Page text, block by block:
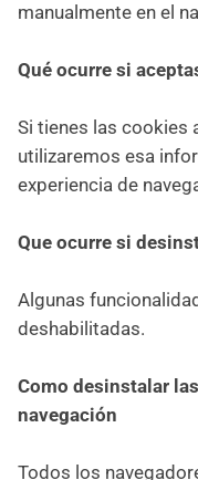
manualmente en el
Qué ocurre si
Si tienes las cookies
utilizaremos esa
experiencia de
Que ocurre si
Algunas
deshabilitadas.
Como desinstalar
navegación
Todos los